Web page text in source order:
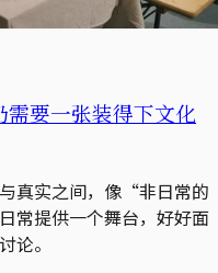
要一张装得下文化
真实之间，像“非日常的
常提供一个舞台，好好面
论。